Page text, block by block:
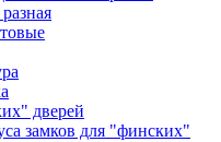
дверей
замков для "финских"